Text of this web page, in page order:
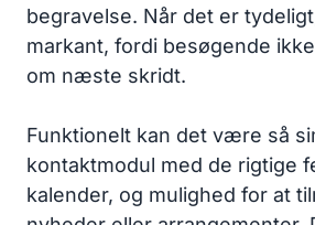
begravelse. Når det er
markant, fordi besøgende
om næste skridt.
Funktionelt kan det være så
kontaktmodul med de rigtige
kalender, og mulighed for at